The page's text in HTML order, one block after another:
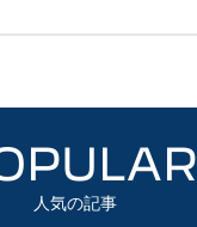
人気の記事